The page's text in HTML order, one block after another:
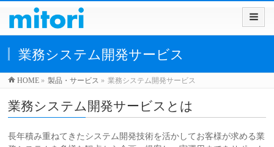
業務システム開発サービス
HOME » 製品・サービス » 業務システム開発サービス
業務システム開発サービスとは
長年積み重ねてきたシステム開発技術を活かしてお客様が求める業